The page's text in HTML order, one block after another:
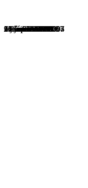
20 avril 2009
2 avril 2009
18 février 2009
9 décembre 2008
3 juin 2008
9 avril 2008
21 février 2008
27 novembre 2007
26 septembre 2007
31 mai 2007
17 mai 2007
7 décembre 2006
6 novembre 2006
27 octobre 2006
30 mai 2006
23 février 2006
3 février 2006
15 septembre 2005
26 janvier 2005
23 septembre 2004
7 février 2004